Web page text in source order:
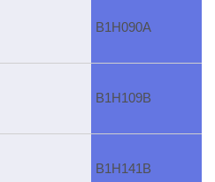
B1H090A
B1H109B
B1H141B